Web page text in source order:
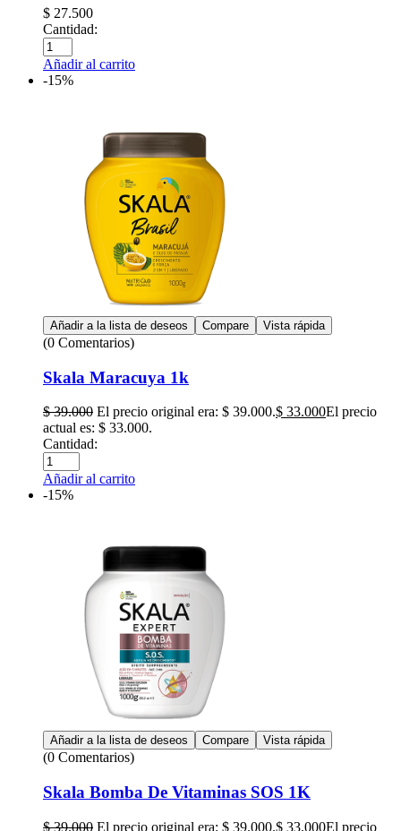
$ 27.500
Cantidad:
Añadir al carrito
-15%
Añadir a la lista de deseos Compare Vista rápida
(0 Comentarios)
Skala Maracuya 1k
$39.000 El precio original era: $ 39.000.$ 33.000El precio
actual es: $ 33.000.
Cantidad:
Añadir al carrito
-15%
Añadir a la lista de deseos Compare Vista rápida
(0 Comentarios)
Skala Bomba De Vitaminas SOS 1K
$39.000 El precio original era: $ 39.000.$ 33.000El precio